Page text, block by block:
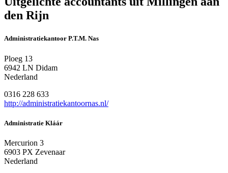
den Rijn
Administratiekantoor P.T.M. Nas
Ploeg 13
6942 LN Didam
Nederland
0316 228 633
http://administratiekantoornas.nl/
Administratie Kláár
Mercurion 3
6903 PX Zevenaar
Nederland